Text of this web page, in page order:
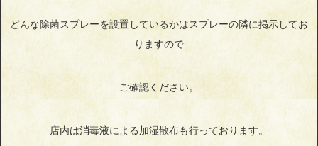
どんな除菌スプレーを設置しているかはスプレーの隣に掲示してお
りますので
ご確認ください。
店内は消毒液による加湿散布も行っております。